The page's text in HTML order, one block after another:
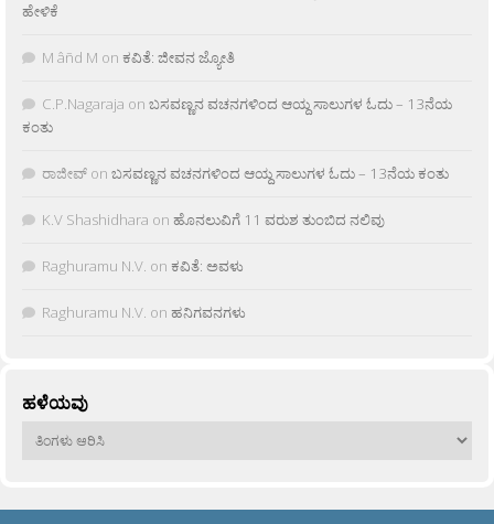
ಹೇಳಿಕೆ
M âñd M on ಕವಿತೆ: ಜೀವನ ಜ್ಯೋತಿ
C.P.Nagaraja on ಬಸವಣ್ಣನ ವಚನಗಳಿಂದ ಆಯ್ದ ಸಾಲುಗಳ ಓದು – 13ನೆಯ
ಕಂತು
ರಾಜೀವ್ on ಬಸವಣ್ಣನ ವಚನಗಳಿಂದ ಆಯ್ದ ಸಾಲುಗಳ ಓದು – 13ನೆಯ ಕಂತು
K.V Shashidhara on ಹೊನಲುವಿಗೆ 11 ವರುಶ ತುಂಬಿದ ನಲಿವು
Raghuramu N.V. on ಕವಿತೆ: ಅವಳು
Raghuramu N.V. on ಹನಿಗವನಗಳು
ಹಳೆಯವು
ಹಳೆಯವು